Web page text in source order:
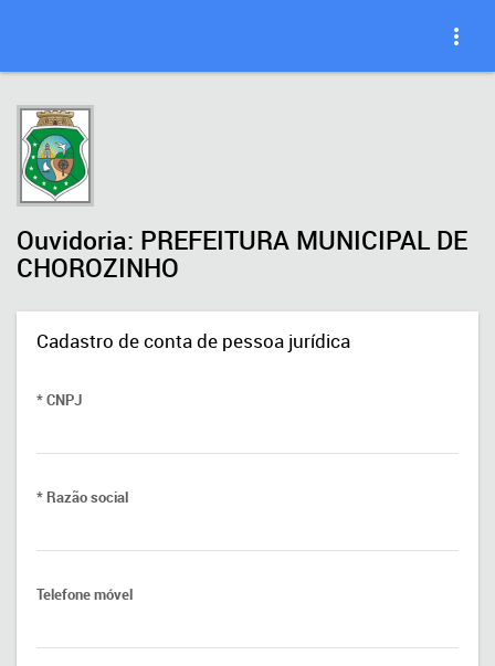
Ouvidoria: PREFEITURA MUNICIPAL DE
CHOROZINHO
Cadastro de conta de pessoa jurídica
* CNPJ
* Razão social
Telefone móvel